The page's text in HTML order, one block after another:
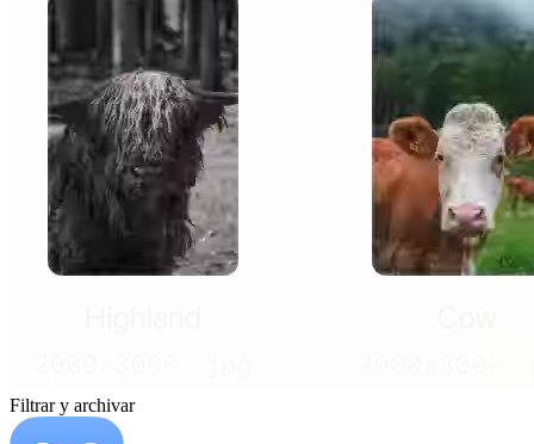
Filtrar y archivar